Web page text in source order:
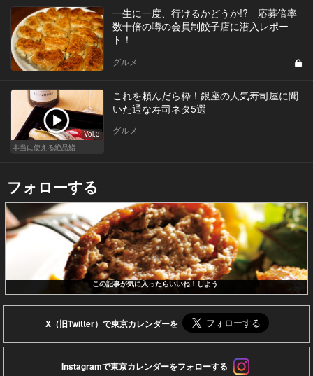
一生に一度、行けるかどうか!? 応募倍率
数十倍の噂の会員制餃子店に潜入レポー
ト！
グルメ
Vol.3
本当に使える絶品鮨
これを頼んだら粋！銀座の人気寿司屋に聞
いた通な寿司ネタ5選
グルメ
フォローする
この記事が気に入ったらいいね！しよう
X（旧Twitter）で東京カレンダーを
Instagramで東京カレンダーをフォローする